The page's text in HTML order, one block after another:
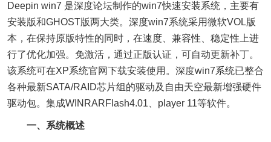
Deepin win7 是深度论坛制作的win7快速安装系统，主要有
安装版和GHOST版两大类。深度win7系统采用微软VOL版
本，在保持原版特性的同时，在速度、兼容性、稳定性上进
行了优化加强。免激活，通过正版认证，可自动更新补丁。
该系统可在XP系统官网下载安装使用。深度win7系统已整合
各种最新SATA/RAID芯片组的驱动及自由天空最新增强硬件
驱动包。集成WINRARFlash4.01、player 11等软件。
一、系统概述